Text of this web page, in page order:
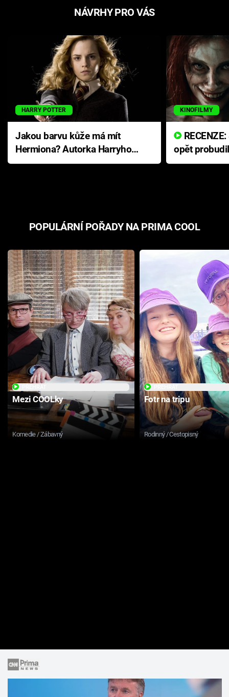
NÁVRHY PRO VÁS
HARRY POTTER
Jakou barvu kůže má mít
Hermiona? Autorka Harryho
Pottera přišla s ráznou
KINOFILMY
opět
přichází s
POPULÁRNÍ POŘADY NA PRIMA COOL
Mezi COOLky
Komedie / Zábavný
Fotr na tripu
Rodinný / Cestopisný